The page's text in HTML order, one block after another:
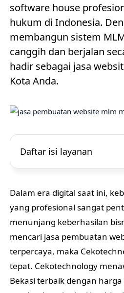
software house
hukum di Indonesia.
membangun sistem
canggih dan berjalan
hadir sebagai jasa
Kota Anda.
Daftar isi layanan
Dalam era digital saat ini,
yang profesional sangat
menunjang keberhasilan
mencari jasa pembuatan
terpercaya, maka
tepat. Cekotechnology
Bekasi terbaik dengan